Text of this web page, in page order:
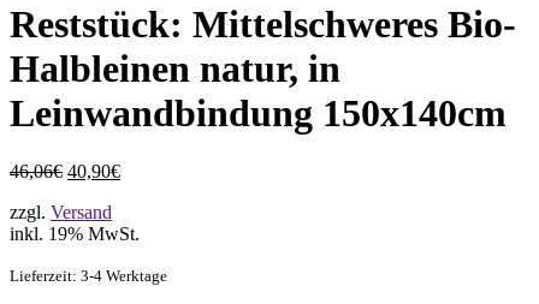
Reststück: Mittelschweres Bio-
Halbleinen natur, in
Leinwandbindung 150x140cm
46,06€ 40,90€
zzgl. Versand
inkl. 19% MwSt.
Lieferzeit: 3-4 Werktage